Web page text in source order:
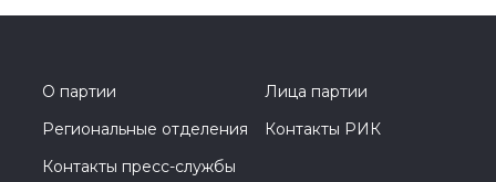
О партии
Лица партии
Региональные отделения
Контакты РИК
Контакты пресс-службы